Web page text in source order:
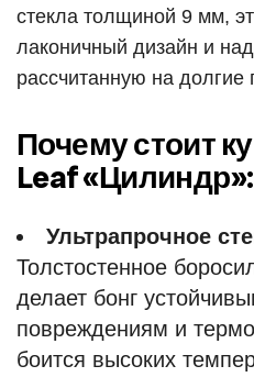
стекла толщиной 9 мм,
лаконичный дизайн и
рассчитанную на долгие
Почему стоит
Leaf «Цилиндр»:
Ультрапрочное
Толстостенное
делает бонг
повреждениям и
боится высоких